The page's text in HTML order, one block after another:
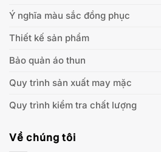
Ý nghĩa màu sắc đồng phục
Thiết kế sản phẩm
Bảo quản áo thun
Quy trình sản xuất may mặc
Quy trình kiểm tra chất lượng
Về chúng tôi